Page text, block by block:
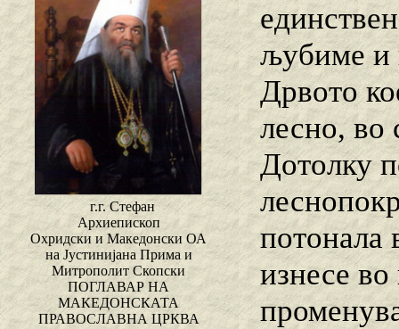
г.г. Стефан
Архиепископ
Охридски и Македонски ОА
на Јустинијана Прима и
Митрополит Скопски
ПОГЛАВАР НА
МАКЕДОНСКАТА
ПРАВОСЛАВНА ЦРКВА
љубиме и
Дрвото
лесно, во
Дотолку
потонала
изнесе во